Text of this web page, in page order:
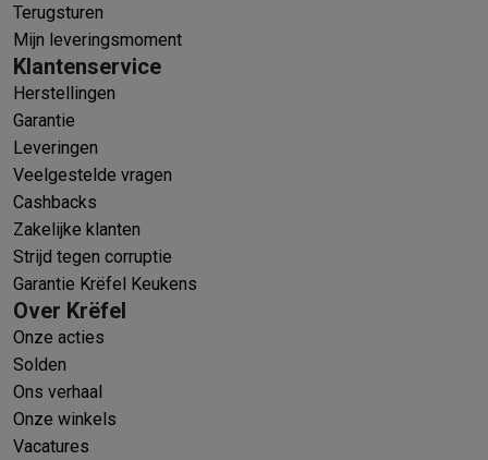
Terugsturen
Mijn leveringsmoment
Klantenservice
Herstellingen
Garantie
Leveringen
Veelgestelde vragen
Cashbacks
Zakelijke klanten
Strijd tegen corruptie
Garantie Krëfel Keukens
Over Krëfel
Onze acties
Solden
Ons verhaal
Onze winkels
Vacatures